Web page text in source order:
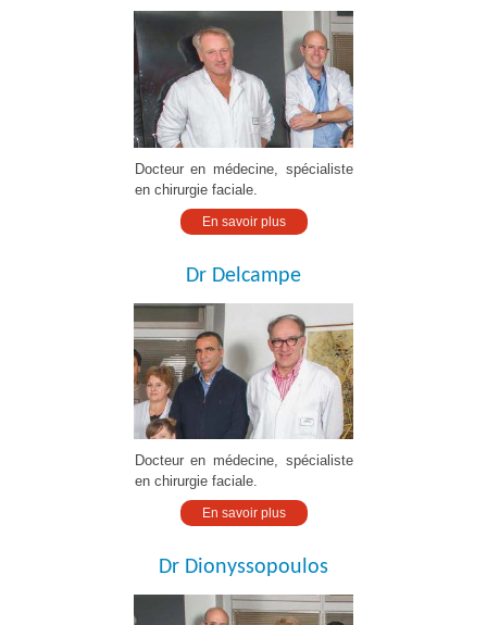
Docteur en médecine, spécialiste
en chirurgie faciale.
En savoir plus
Dr Delcampe
Docteur en médecine, spécialiste
en chirurgie faciale.
En savoir plus
Dr Dionyssopoulos